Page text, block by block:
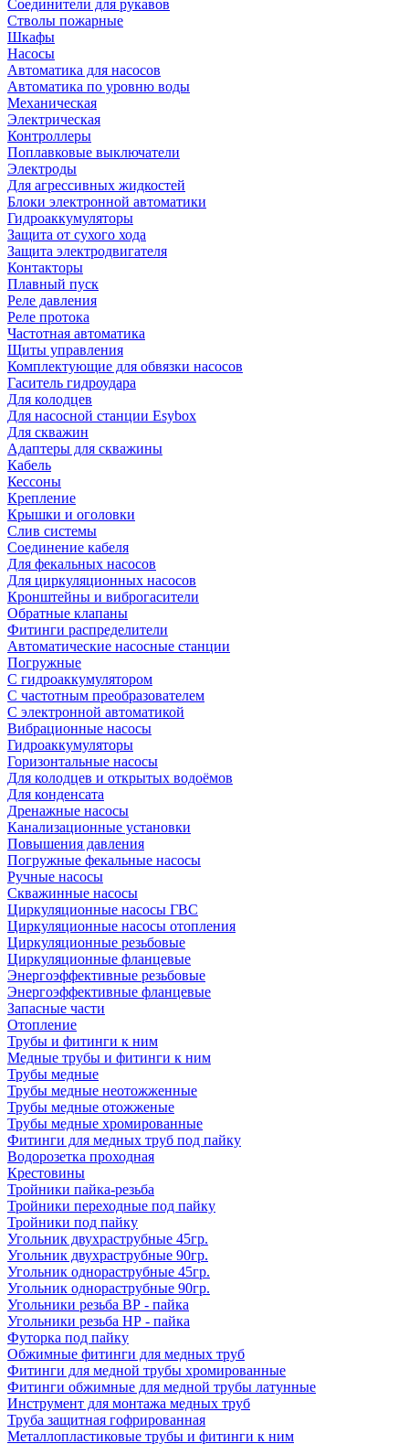
Соединители для рукавов
Стволы пожарные
Шкафы
Насосы
Автоматика для насосов
Автоматика по уровню воды
Механическая
Электрическая
Контроллеры
Поплавковые выключатели
Электроды
Для агрессивных жидкостей
Блоки электронной автоматики
Гидроаккумуляторы
Защита от сухого хода
Защита электродвигателя
Контакторы
Плавный пуск
Реле давления
Реле протока
Частотная автоматика
Щиты управления
Комплектующие для обвязки насосов
Гаситель гидроудара
Для колодцев
Для насосной станции Esybox
Для скважин
Адаптеры для скважины
Кабель
Кессоны
Крепление
Крышки и оголовки
Слив системы
Соединение кабеля
Для фекальных насосов
Для циркуляционных насосов
Кронштейны и виброгасители
Обратные клапаны
Фитинги распределители
Автоматические насосные станции
Погружные
С гидроаккумулятором
С частотным преобразователем
С электронной автоматикой
Вибрационные насосы
Гидроаккумуляторы
Горизонтальные насосы
Для колодцев и открытых водоёмов
Для конденсата
Дренажные насосы
Канализационные установки
Повышения давления
Погружные фекальные насосы
Ручные насосы
Скважинные насосы
Циркуляционные насосы ГВС
Циркуляционные насосы отопления
Циркуляционные резьбовые
Циркуляционные фланцевые
Энергоэффективные резьбовые
Энергоэффективные фланцевые
Запасные части
Отопление
Трубы и фитинги к ним
Медные трубы и фитинги к ним
Трубы медные
Трубы медные неотожженные
Трубы медные отожженые
Трубы медные хромированные
Фитинги для медных труб под пайку
Водорозетка проходная
Крестовины
Тройники пайка-резьба
Тройники переходные под пайку
Тройники под пайку
Угольник двухраструбные 45гр.
Угольник двухраструбные 90гр.
Угольник однораструбные 45гр.
Угольник однораструбные 90гр.
Угольники резьба ВР - пайка
Угольники резьба НР - пайка
Футорка под пайку
Обжимные фитинги для медных труб
Фитинги для медной трубы хромированные
Фитинги обжимные для медной трубы латунные
Инструмент для монтажа медных труб
Труба защитная гофрированная
Металлопластиковые трубы и фитинги к ним